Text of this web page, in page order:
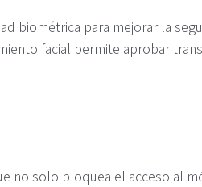
biométrica para mejorar la
facial permite aprobar
no solo bloquea el acceso al